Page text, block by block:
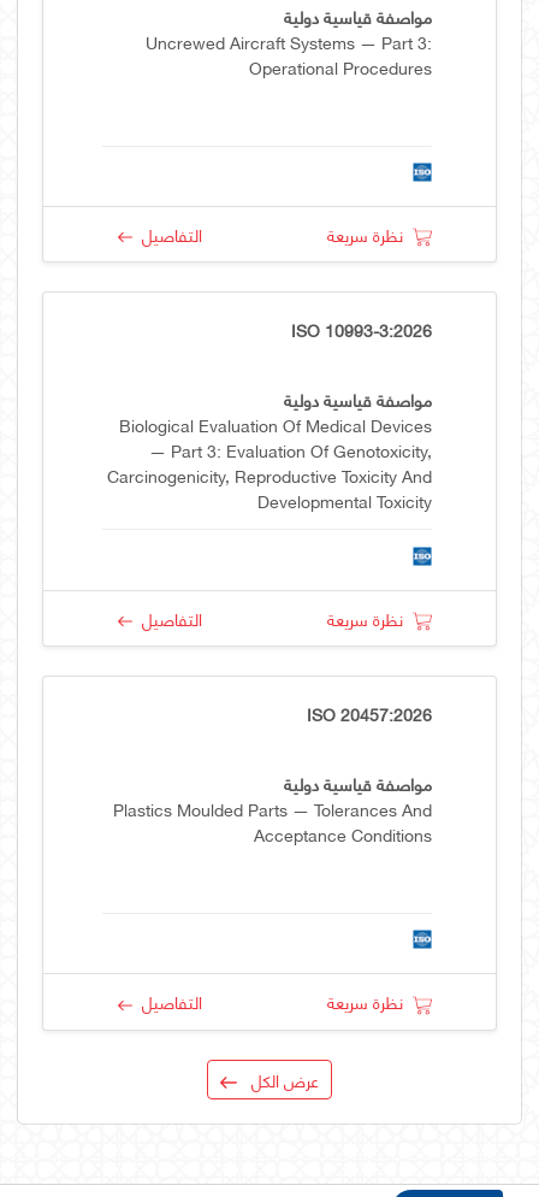
مواصفة قياسية دولية
Uncrewed Aircraft Systems — Part 3:
Operational Procedures
نظرة سريعة التفاصيل
ISO 10993-3:2026
مواصفة قياسية دولية
Biological Evaluation Of Medical Devices
— Part 3: Evaluation Of Genotoxicity,
Carcinogenicity, Reproductive Toxicity And
Developmental Toxicity
نظرة سريعة التفاصيل
ISO 20457:2026
مواصفة قياسية دولية
Plastics Moulded Parts — Tolerances And
Acceptance Conditions
نظرة سريعة التفاصيل
عرض الكل